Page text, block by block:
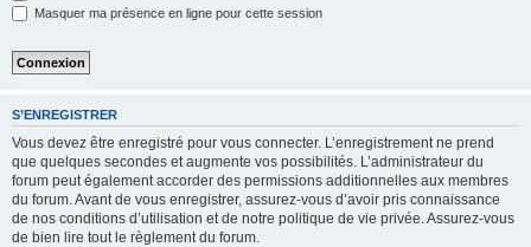
Masquer ma présence en ligne pour cette session
S’ENREGISTRER
Vous devez être enregistré pour vous connecter. L’enregistrement ne prend
que quelques secondes et augmente vos possibilités. L’administrateur du
forum peut également accorder des permissions additionnelles aux membres
du forum. Avant de vous enregistrer, assurez-vous d’avoir pris connaissance
de nos conditions d’utilisation et de notre politique de vie privée. Assurez-vous
de bien lire tout le règlement du forum.